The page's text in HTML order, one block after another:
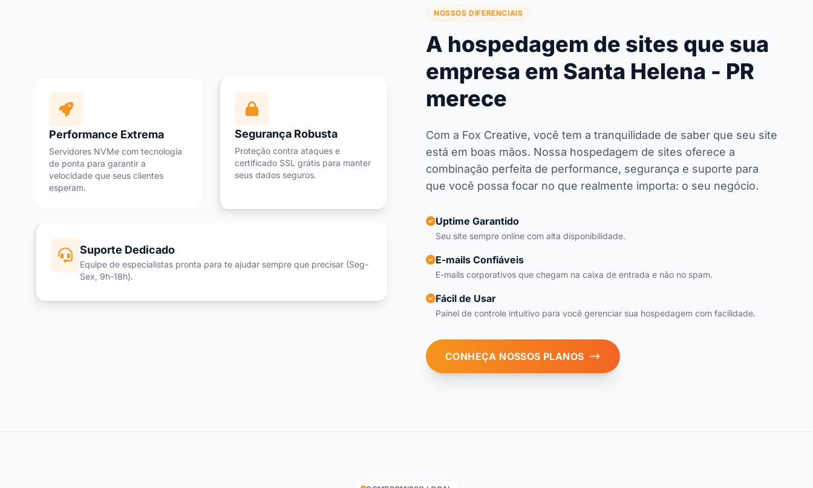
Performance Extrema
Servidores NVMe com tecnologia
de ponta para garantir a
velocidade que seus clientes
esperam.
Segurança Robusta
Proteção contra ataques e
certificado SSL grátis para manter
seus dados seguros.
Suporte Dedicado
Equipe de especialistas pronta para te ajudar sempre que precisar (Seg-
Sex, 9h-18h).
NOSSOS DIFERENCIAIS
A hospedagem de sites que sua
empresa em Santa Helena - PR
merece
Com a Fox Creative, você tem a tranquilidade de saber que seu site
está em boas mãos. Nossa hospedagem de sites oferece a
combinação perfeita de performance, segurança e suporte para
que você possa focar no que realmente importa: o seu negócio.
Uptime Garantido
Seu site sempre online com alta disponibilidade.
E-mails Confiáveis
E-mails corporativos que chegam na caixa de entrada e não no spam.
Fácil de Usar
Painel de controle intuitivo para você gerenciar sua hospedagem com facilidade.
CONHEÇA NOSSOS PLANOS